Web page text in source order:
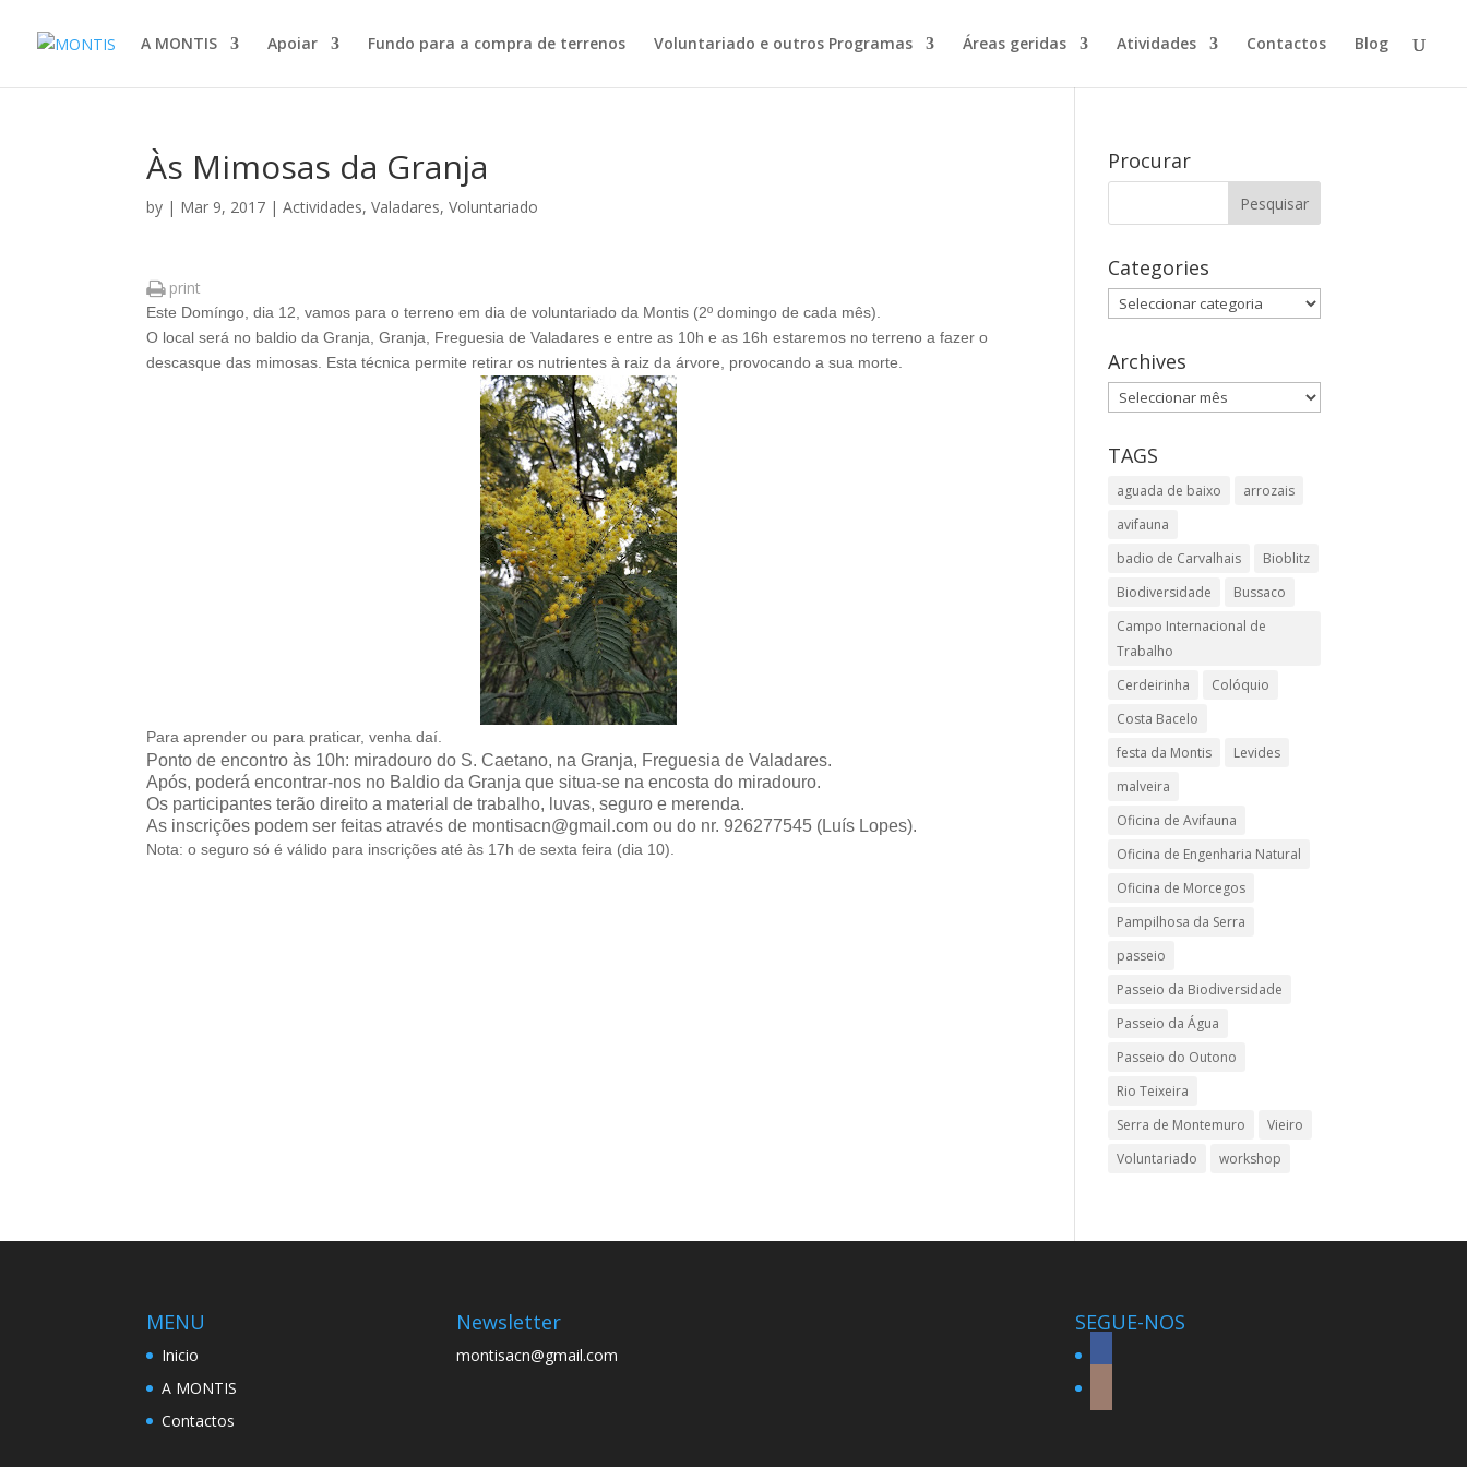
A MONTIS Apoiar Fundo para a compra de terrenos Voluntariado e outros Programas Áreas geridas Atividades Contactos Blog
Às Mimosas da Granja
by | Mar 9, 2017 |Actividades,Valadares,Voluntariado
print
Este Domíngo, dia 12, vamos para o terreno em dia de voluntariado da Montis (2º domingo de cada mês).
O local será no baldio da Granja, Granja, Freguesia de Valadares e entre as 10h e as 16h estaremos no terreno a fazer o
descasque das mimosas. Esta técnica permite retirar os nutrientes à raiz da árvore, provocando a sua morte.
Para aprender ou para praticar, venha daí.
Ponto de encontro às 10h: miradouro do S. Caetano, na Granja, Freguesia de Valadares.
Após, poderá encontrar-nos no Baldio da Granja que situa-se na encosta do miradouro.
Os participantes terão direito a material de trabalho, luvas, seguro e merenda.
As inscrições podem ser feitas através de montisacn@gmail.com ou do nr. 926277545 (Luís Lopes).
Nota: o seguro só é válido para inscrições até às 17h de sexta feira (dia 10).
Procurar
Categories
Categories
Archives
Archives
TAGS
aguada de baixo
arrozais
avifauna
badio de Carvalhais
Bioblitz
Biodiversidade
Bussaco
Campo Internacional de
Trabalho
Cerdeirinha
Colóquio
Costa Bacelo
festa da Montis
Levides
malveira
Oficina de Avifauna
Oficina de Engenharia Natural
Oficina de Morcegos
Pampilhosa da Serra
passeio
Passeio da Biodiversidade
Passeio da Água
Passeio do Outono
Rio Teixeira
Serra de Montemuro
Vieiro
Voluntariado
workshop
MENU
Inicio
A MONTIS
Contactos
Newsletter
montisacn@gmail.com
SEGUE-NOS